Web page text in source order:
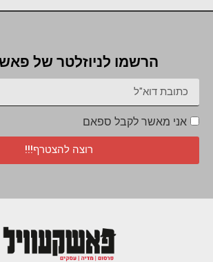
הרשמו לניוזלטר של
אני מאשר לקבל ספאם
רוצה להצטרף!!!